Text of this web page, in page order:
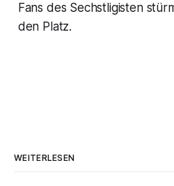
Fans des Sechstligisten
den Platz.
WEITERLESEN